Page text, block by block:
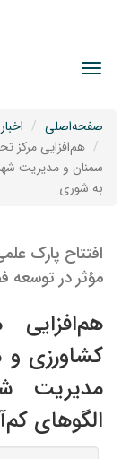
صفحه‌اصلی اخبار
هم‌افزایی مرکز
سمنان و مدیریت
به شوری
افتتاح پارک
مؤثر در توسعه
کشاورزی و
مدیریت
الگوهای